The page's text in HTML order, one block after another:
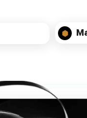
• Sistema de filtragem
• Dimensões
altura): 320 x 340 x 345
• Kit de acessórios
HS0